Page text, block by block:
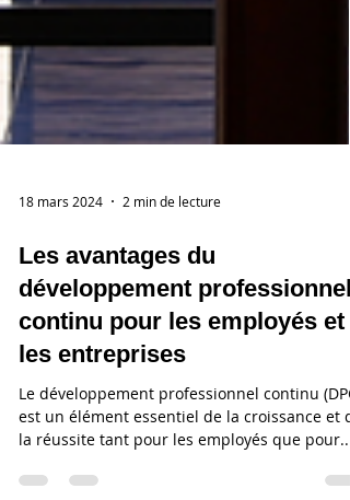
18 mars 2024 2 min de lecture
Les avantages du
développement professionnel
continu pour les employés et
les entreprises
Le développement professionnel continu
la réussite tant pour les employés que pour...